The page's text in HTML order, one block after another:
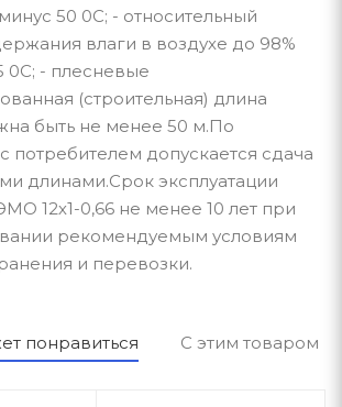
50 0С; - относительный
влаги в воздухе до 98%
0С; - плесневые
(строительная) длина
быть не менее 50 м.По
потребителем допускается сдача
длинами.Срок эксплуатации
12х1-0,66 не менее 10 лет при
рекомендуемым условиям
и перевозки.
понравиться С этим товаром